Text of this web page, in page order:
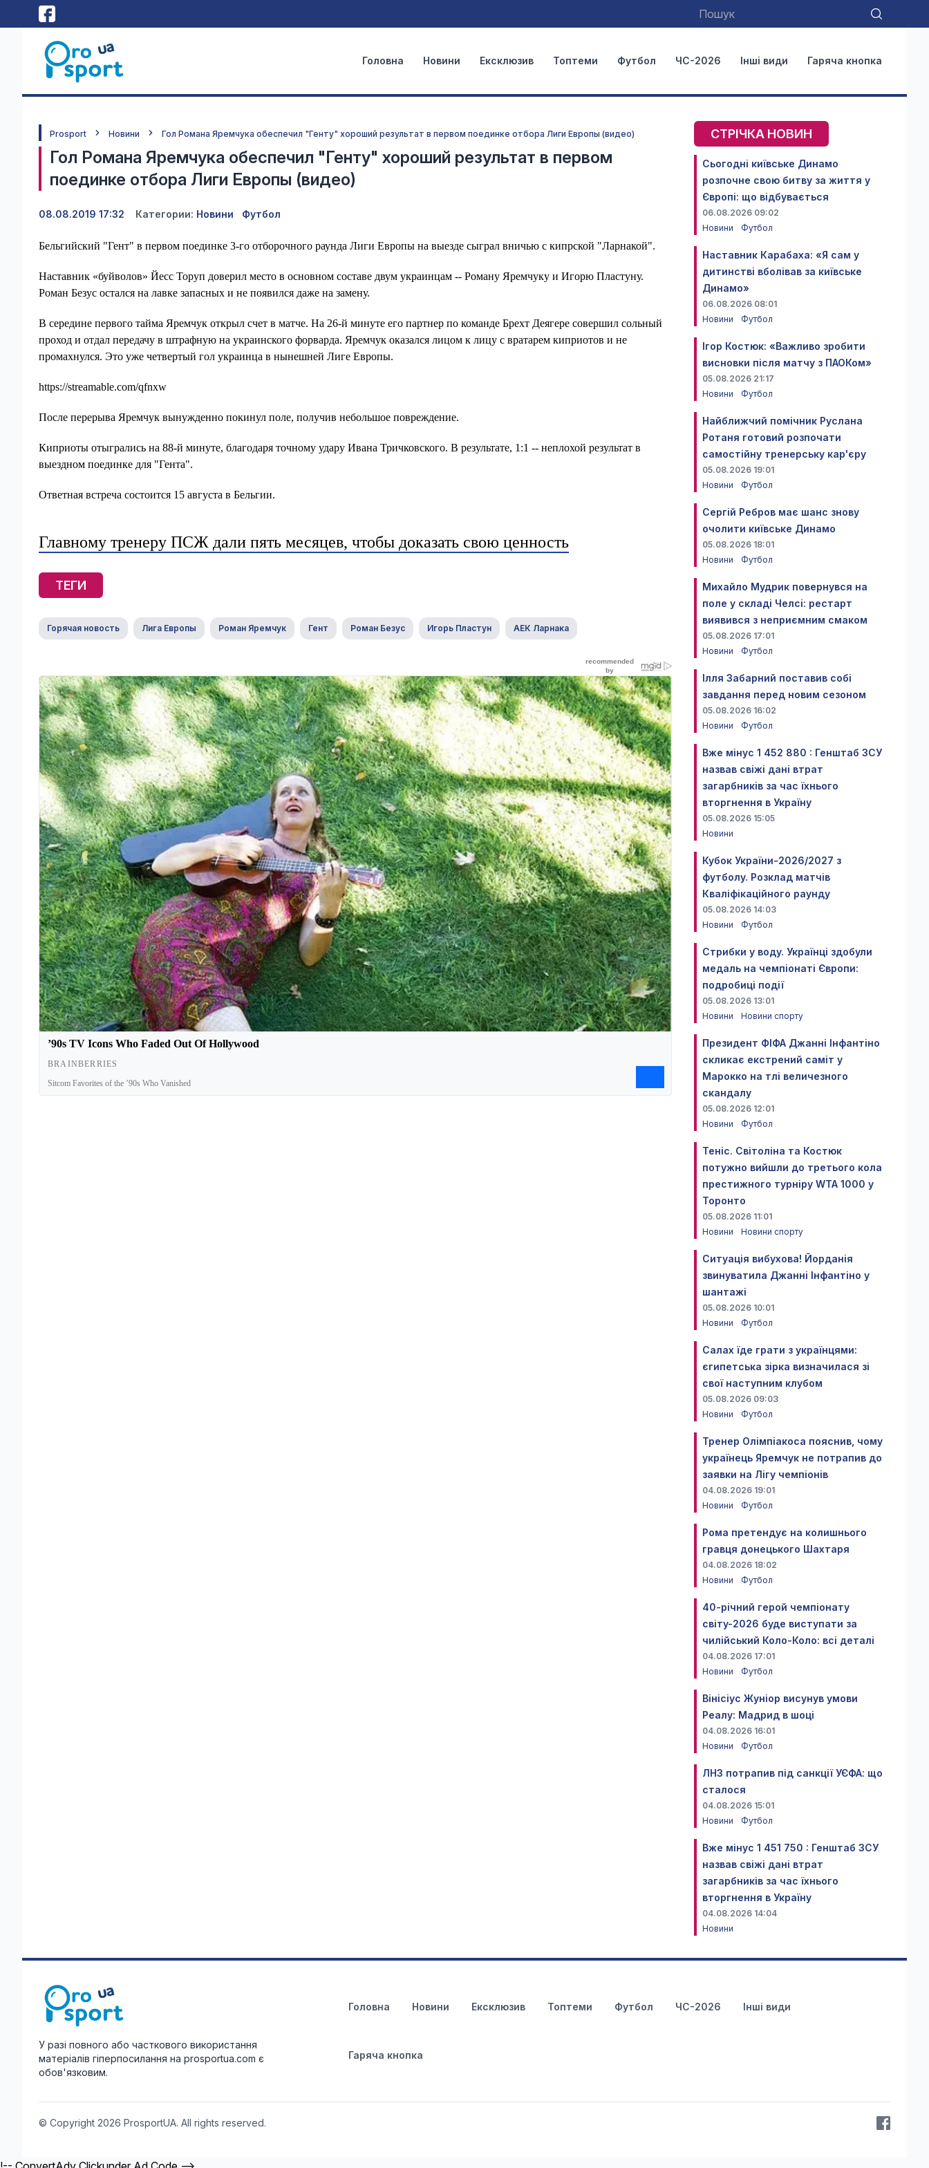
Головна Новини Ексклюзив Топтеми Футбол ЧС-2026 Інші види Гаряча кнопка
Prosport Новини Гол Романа Яремчука обеспечил "Генту" хороший результат в первом поединке отбора Лиги Европы (видео)
Гол Романа Яремчука обеспечил "Генту" хороший результат в первом
поединке отбора Лиги Европы (видео)
08.08.2019 17:32 Категории: Новини Футбол
Бельгийский "Гент" в первом поединке 3-го отборочного раунда Лиги Европы на выезде сыграл вничью с кипрской "Ларнакой".
Наставник «буйволов» Йесс Торуп доверил место в основном составе двум украинцам -- Роману Яремчуку и Игорю Пластуну.
Роман Безус остался на лавке запасных и не появился даже на замену.
В середине первого тайма Яремчук открыл счет в матче. На 26-й минуте его партнер по команде Брехт Деягере совершил сольный
проход и отдал передачу в штрафную на украинского форварда. Яремчук оказался лицом к лицу с вратарем киприотов и не
промахнулся. Это уже четвертый гол украинца в нынешней Лиге Европы.
https://streamable.com/qfnxw
После перерыва Яремчук вынужденно покинул поле, получив небольшое повреждение.
Киприоты отыгрались на 88-й минуте, благодаря точному удару Ивана Тричковского. В результате, 1:1 -- неплохой результат в
выездном поединке для "Гента".
Ответная встреча состоится 15 августа в Бельгии.
Главному тренеру ПСЖ дали пять месяцев, чтобы доказать свою ценность
ТЕГИ
Горячая новость Лига Европы Роман Яремчук Гент Роман Безус Игорь Пластун АЕК Ларнака
СТРІЧКА НОВИН
Сьогодні київське Динамо
розпочне свою битву за життя у
Європі: що відбувається
06.08.2026 09:02
Новини
Футбол
Наставник Карабаха: «Я сам у
дитинстві вболівав за київське
Динамо»
06.08.2026 08:01
Новини
Футбол
Ігор Костюк: «Важливо зробити
висновки після матчу з ПАОКом»
05.08.2026 21:17
Новини
Футбол
Найближчий помічник Руслана
Ротаня готовий розпочати
самостійну тренерську кар'єру
05.08.2026 19:01
Новини
Футбол
Сергій Ребров має шанс знову
очолити київське Динамо
05.08.2026 18:01
Новини
Футбол
Михайло Мудрик повернувся на
поле у складі Челсі: рестарт
виявився з неприємним смаком
05.08.2026 17:01
Новини
Футбол
Ілля Забарний поставив собі
завдання перед новим сезоном
05.08.2026 16:02
Новини
Футбол
Вже мінус 1 452 880 : Генштаб ЗСУ
назвав свіжі дані втрат
загарбників за час їхнього
вторгнення в Україну
05.08.2026 15:05
Новини
Кубок України-2026/2027 з
футболу. Розклад матчів
Кваліфікаційного раунду
05.08.2026 14:03
Новини
Футбол
Стрибки у воду. Українці здобули
медаль на чемпіонаті Європи:
подробиці події
05.08.2026 13:01
Новини
Новини спорту
Президент ФІФА Джанні Інфантіно
скликає екстрений саміт у
Марокко на тлі величезного
скандалу
05.08.2026 12:01
Новини
Футбол
Теніс. Світоліна та Костюк
потужно вийшли до третього кола
престижного турніру WTA 1000 у
Торонто
05.08.2026 11:01
Новини
Новини спорту
Ситуація вибухова! Йорданія
звинуватила Джанні Інфантіно у
шантажі
05.08.2026 10:01
Новини
Футбол
Салах їде грати з українцями:
єгипетська зірка визначилася зі
свої наступним клубом
05.08.2026 09:03
Новини
Футбол
Тренер Олімпіакоса пояснив, чому
українець Яремчук не потрапив до
заявки на Лігу чемпіонів
04.08.2026 19:01
Новини
Футбол
Рома претендує на колишнього
гравця донецького Шахтаря
04.08.2026 18:02
Новини
Футбол
40-річний герой чемпіонату
світу-2026 буде виступати за
чилійський Коло-Коло: всі деталі
04.08.2026 17:01
Новини
Футбол
Вінісіус Жуніор висунув умови
Реалу: Мадрид в шоці
04.08.2026 16:01
Новини
Футбол
ЛНЗ потрапив під санкції УЄФА: що
сталося
04.08.2026 15:01
Новини
Футбол
Вже мінус 1 451 750 : Генштаб ЗСУ
назвав свіжі дані втрат
загарбників за час їхнього
вторгнення в Україну
04.08.2026 14:04
Новини
У разі повного або часткового використання
матеріалів гіперпосилання на prosportua.com є
обов'язковим.
Головна Новини Ексклюзив Топтеми Футбол ЧС-2026 Інші види
Гаряча кнопка
© Copyright 2026 ProsportUA. All rights reserved.